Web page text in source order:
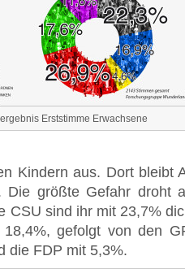
Erststimme Erwachsene
Kindern aus. Dort bleibt
Die größte Gefahr droht
CSU sind ihr mit 23,7%
gefolgt von den
die FDP mit 5,3%.